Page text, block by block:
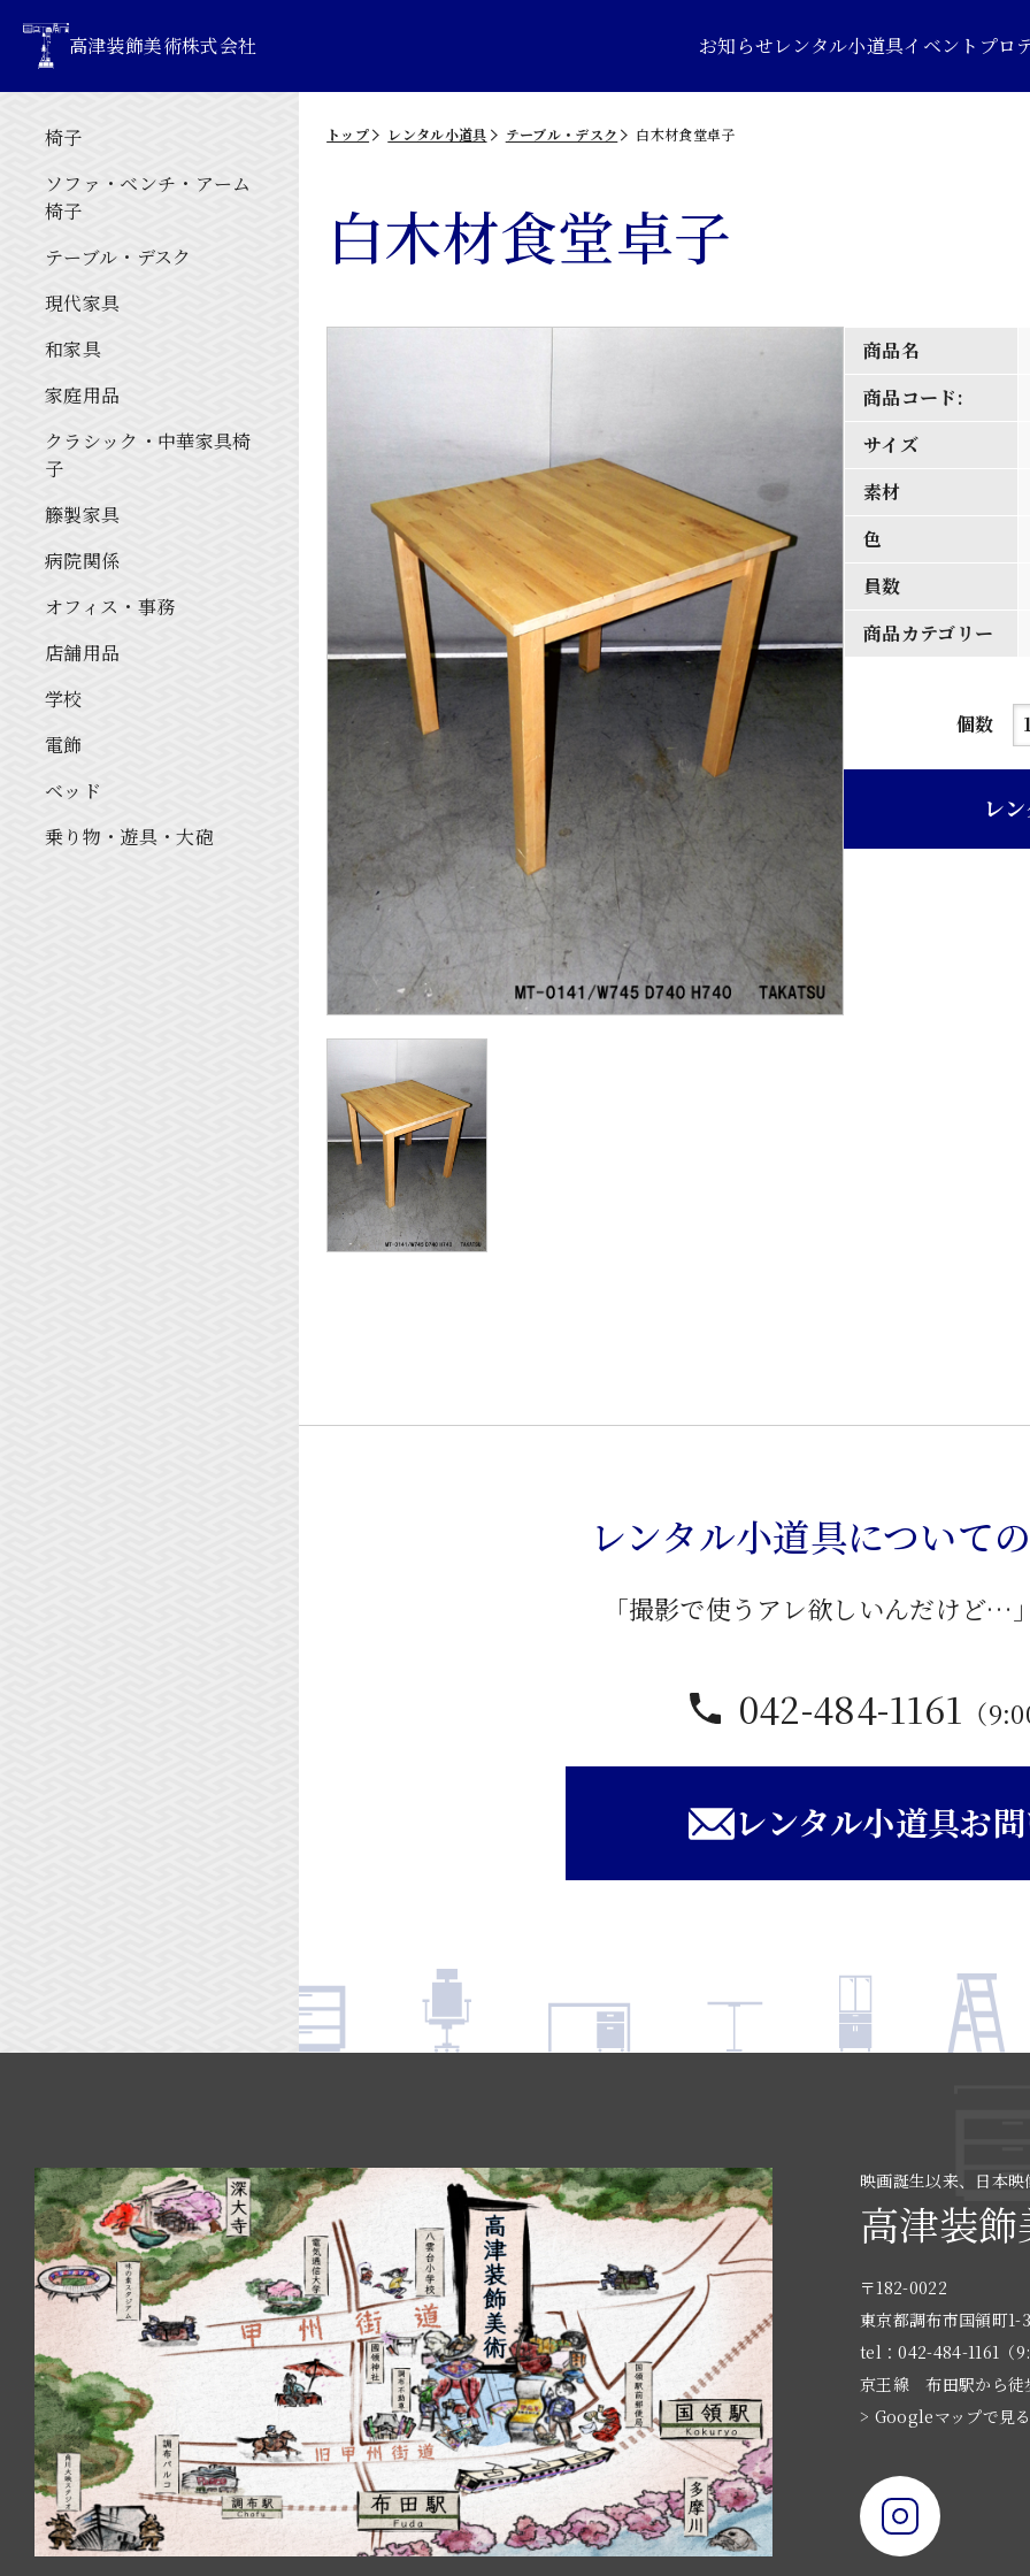
高津装飾美術株式会社 お知らせレンタル小道具イベントプロ
椅子
ソファ・ベンチ・アーム
椅子
テーブル・デスク
現代家具
和家具
家庭用品
クラシック・中華家具椅
子
籐製家具
病院関係
オフィス・事務
店舗用品
学校
電飾
ベッド
乗り物・遊具・大砲
トップ レンタル小道具 テーブル・デスク 白木材食堂卓子
白木材食堂卓子
商品名
商品コード:
サイズ
素材
色
員数
商品カテゴリー
個数
白
レ
レンタル小道具について
「撮影で使うアレ欲しいんだけど…
042-484-1161 （
レンタル小道具お
映画誕生以来、日本
高津装
〒182-0022
東京都調布市国領町1-
tel：042-484-1161（
京王線 布田駅から徒
> Googleマップで見る